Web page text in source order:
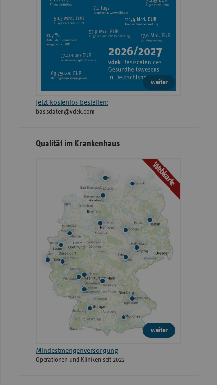
weiter
Jetzt kostenlos bestellen:
basisdaten@vdek.com
Qualität im Krankenhaus
Webkarte
weiter
Mindestmengenversorgung
Operationen und Kliniken seit 2022